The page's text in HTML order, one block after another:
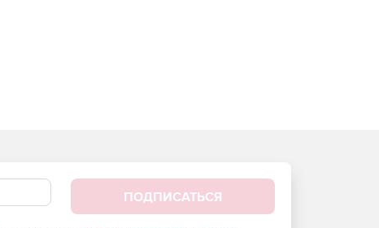
ПОДПИСАТЬСЯ